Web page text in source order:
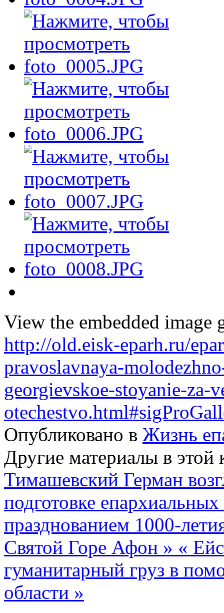
View the embedded image
http://old.eisk-eparh.ru/
pravoslavnaya-
georgievskoe-stoyanie-za-
Опубликовано в Жизнь
Другие материалы в этой
Тимашевский Герман
подготовке
празднованием 1000-
Святой Горе Афон » «
гуманитарный груз в
области »